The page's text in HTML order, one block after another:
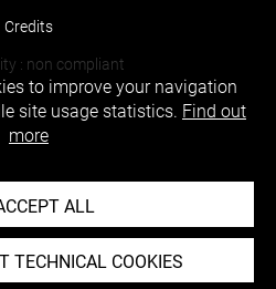
Credits
: non compliant
to improve your navigation
site usage statistics. Find out
more
ALL
TECHNICAL COOKIES